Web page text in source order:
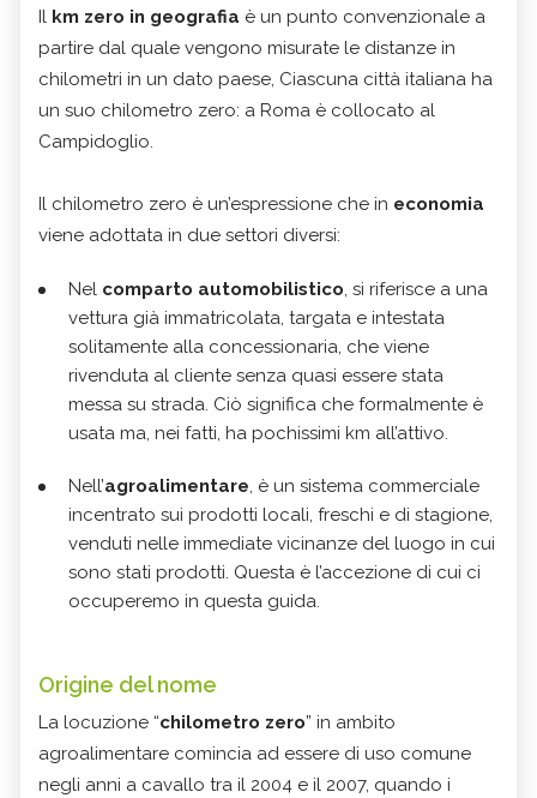
Il km zero in geografia è un punto convenzionale a
partire dal quale vengono misurate le distanze in
chilometri in un dato paese, Ciascuna città italiana ha
un suo chilometro zero: a Roma è collocato al
Campidoglio.
Il chilometro zero è un’espressione che in economia
viene adottata in due settori diversi:
Nel comparto automobilistico, si riferisce a una
vettura già immatricolata, targata e intestata
solitamente alla concessionaria, che viene
rivenduta al cliente senza quasi essere stata
messa su strada. Ciò significa che formalmente è
usata ma, nei fatti, ha pochissimi km all’attivo.
Nell’agroalimentare, è un sistema commerciale
incentrato sui prodotti locali, freschi e di stagione,
venduti nelle immediate vicinanze del luogo in cui
sono stati prodotti. Questa è l’accezione di cui ci
occuperemo in questa guida.
Origine del nome
La locuzione “chilometro zero” in ambito
agroalimentare comincia ad essere di uso comune
negli anni a cavallo tra il 2004 e il 2007, quando i